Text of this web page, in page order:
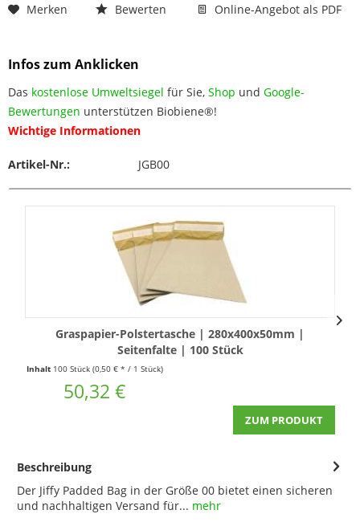
Merken
Bewerten Online-Angebot als PDF
Infos zum Anklicken
Das kostenlose Umweltsiegel für Sie, Shop und Google-
Bewertungen unterstützen Biobiene®!
Wichtige Informationen
Artikel-Nr.: JGB00
Graspapier-Polstertasche | 280x400x50mm |
Seitenfalte | 100 Stück
Inhalt 100 Stück (0,50 € * / 1 Stück)
50,32 €
ZUM PRODUKT
Beschreibung
Der Jiffy Padded Bag in der Größe 00 bietet einen sicheren
und nachhaltigen Versand für... mehr